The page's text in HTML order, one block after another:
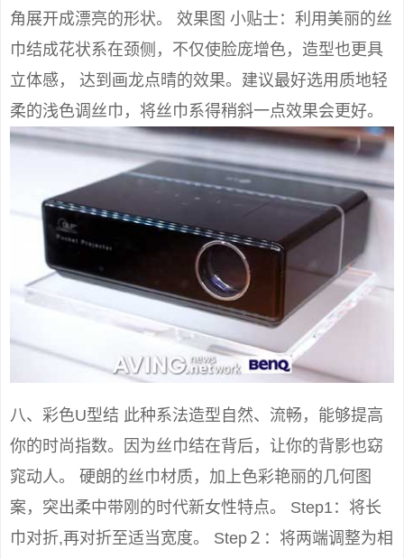
角展开成漂亮的形状。 效果图 小贴士：利用美丽的丝
巾结成花状系在颈侧，不仅使脸庞增色，造型也更具
立体感， 达到画龙点晴的效果。建议最好选用质地轻
柔的浅色调丝巾，将丝巾系得稍斜一点效果会更好。
八、彩色U型结 此种系法造型自然、流畅，能够提高
你的时尚指数。因为丝巾结在背后，让你的背影也窈
窕动人。 硬朗的丝巾材质，加上色彩艳丽的几何图
案，突出柔中带刚的时代新女性特点。 Step1：将长
巾对折,再对折至适当宽度。 Step２：将两端调整为相